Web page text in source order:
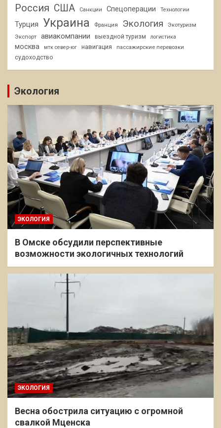
Россия США Санкции Спецоперации Технологии
Турция Украина Франция Экология
Экотуризм
Экспорт
авиакомпании выездной туризм логистика
москва мтк север-юг навигация
пассажирские перевозки
судоходство
Экология
ЭКОЛОГИЯ
В Омске обсудили перспективные
возможности экологичных технологий
ЭКОЛОГИЯ
Весна обострила ситуацию с огромной
свалкой Мценска